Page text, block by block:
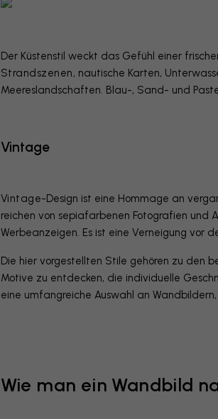
Der Küstenstil weckt das Gefühl einer
Strandszenen, nautische Karten,
Meereslandschaften. Blau-, Sand- und
Vintage
Vintage-Design ist eine Hommage an
reichen von sepiafarbenen Fotografien und
Werbeanzeigen. Es ist eine Verneigung vor
Die hier vorgestellten Stile gehören zu den
Motive zu entdecken, die individuelle
eine umfangreiche Auswahl an
Wie man ein Wandbild